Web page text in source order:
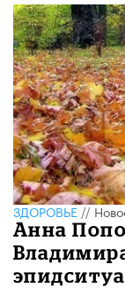
ЗДОРОВЬЕ//
Анна